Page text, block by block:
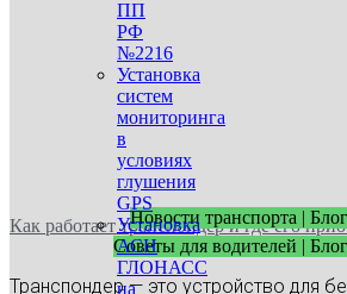
ПП
РФ
№2216
Установка
систем
мониторинга
в
условиях
глушения
GPS
Установка
АСН
ГЛОНАСС
на
Новости транспорта |
Советы для водителей |
Как работает транспондер и где его
Транспондер — это устройство для